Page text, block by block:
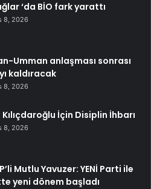
‘da BİO fark yarattı
8, 2026
Umman anlaşması sonrası
kaldıracak
8, 2026
Kılıçdaroğlu İçin Disiplin İhbarı
8, 2026
Mutlu Yavuzer: YENİ Parti ile
yeni dönem başladı